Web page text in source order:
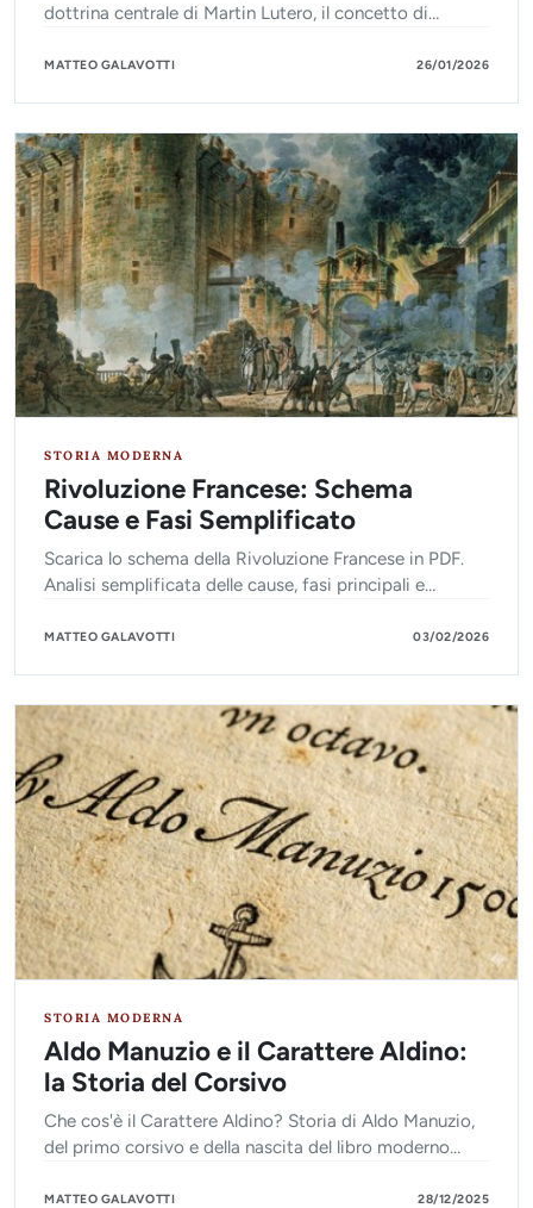
dottrina centrale di Martin Lutero, il concetto di
cattolica.
MATTEO GALAVOTTI 26/01/2026
STORIA MODERNA
Rivoluzione Francese: Schema
Cause e Fasi Semplificato
Scarica lo schema della Rivoluzione Francese in PDF.
Analisi semplificata delle cause, fasi principali e
MATTEO GALAVOTTI 03/02/2026
STORIA MODERNA
Aldo Manuzio e il Carattere Aldino:
la Storia del Corsivo
Che cos'è il Carattere Aldino? Storia di Aldo Manuzio,
del primo corsivo e della nascita del libro moderno
MATTEO GALAVOTTI 28/12/2025